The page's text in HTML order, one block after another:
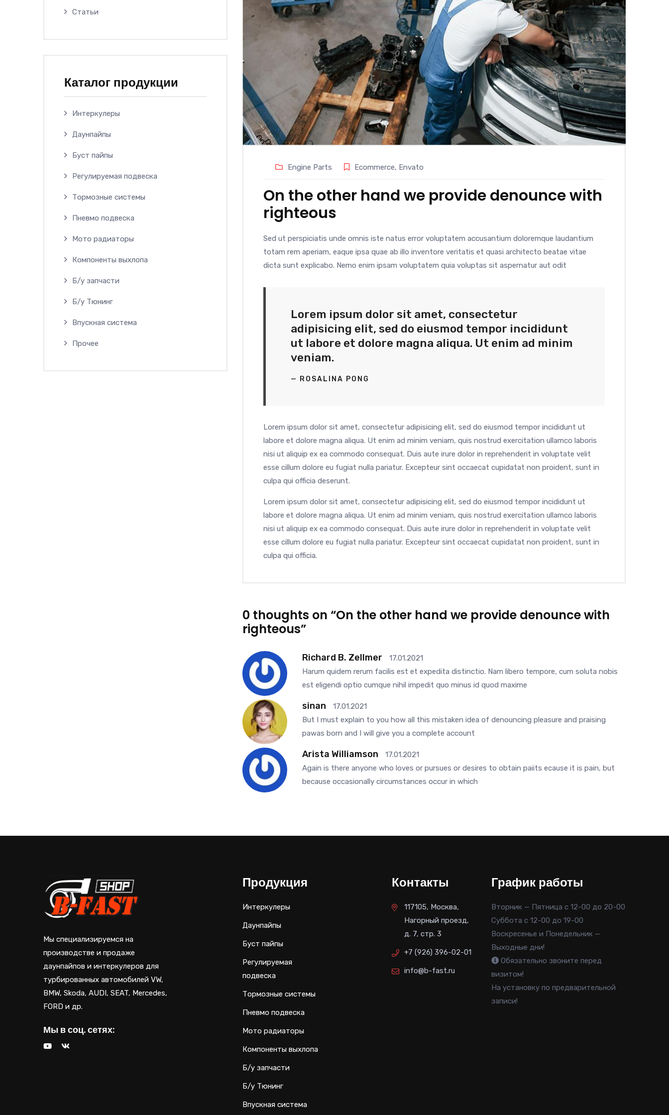
Статьи
Каталог продукции
Интеркулеры
Даунпайпы
Буст пайпы
Регулируемая подвеска
Тормозные системы
Пневмо подвеска
Мото радиаторы
Компоненты выхлопа
Б/у запчасти
Б/у Тюнинг
Впускная система
Прочее
Engine Parts Ecommerce, Envato
On the other hand we provide denounce with
righteous
Sed ut perspiciatis unde omnis iste natus error voluptatem accusantium doloremque laudantium
totam rem aperiam, eaque ipsa quae ab illo inventore veritatis et quasi architecto beatae vitae
dicta sunt explicabo. Nemo enim ipsam voluptatem quia voluptas sit aspernatur aut odit
Lorem ipsum dolor sit amet, consectetur
adipisicing elit, sed do eiusmod tempor incididunt
ut labore et dolore magna aliqua. Ut enim ad minim
veniam.
— ROSALINA PONG
Lorem ipsum dolor sit amet, consectetur adipisicing elit, sed do eiusmod tempor incididunt ut
labore et dolore magna aliqua. Ut enim ad minim veniam, quis nostrud exercitation ullamco laboris
nisi ut aliquip ex ea commodo consequat. Duis aute irure dolor in reprehenderit in voluptate velit
esse cillum dolore eu fugiat nulla pariatur. Excepteur sint occaecat cupidatat non proident, sunt in
culpa qui officia deserunt.
Lorem ipsum dolor sit amet, consectetur adipisicing elit, sed do eiusmod tempor incididunt ut
labore et dolore magna aliqua. Ut enim ad minim veniam, quis nostrud exercitation ullamco laboris
nisi ut aliquip ex ea commodo consequat. Duis aute irure dolor in reprehenderit in voluptate velit
esse cillum dolore eu fugiat nulla pariatur. Excepteur sint occaecat cupidatat non proident, sunt in
culpa qui officia.
0 thoughts on “On the other hand we provide denounce with
righteous”
Richard B. Zellmer
17.01.2021
Harum quidem rerum facilis est et expedita distinctio. Nam libero tempore, cum soluta nobis
est eligendi optio cumque nihil impedit quo minus id quod maxime
sinan
17.01.2021
But I must explain to you how all this mistaken idea of denouncing pleasure and praising
pawas born and I will give you a complete account
Arista Williamson
17.01.2021
Again is there anyone who loves or pursues or desires to obtain paiits ecause it is pain, but
because occasionally circumstances occur in which
Мы специализируемся на
производстве и продаже
даунпайпов и интеркулеров для
турбированных автомобилей VW,
BMW, Skoda, AUDI, SEAT, Mercedes,
FORD и др.
Мы в соц. сетях:
Продукция
Интеркулеры
Даунпайпы
Буст пайпы
Регулируемая
подвеска
Тормозные системы
Пневмо подвеска
Мото радиаторы
Компоненты выхлопа
Б/у запчасти
Б/у Тюнинг
Впускная система
Контакты
117105, Москва,
Нагорный проезд,
д. 7, стр. 3
+7 (926) 396-02-01
info@b-fast.ru
График работы
Вторник — Пятница с 12-00 до 20-00
Суббота с 12-00 до 19-00
Воскресенье и Понедельник —
Выходные дни!
Обязательно звоните перед
визитом!
На установку по предварительной
записи!